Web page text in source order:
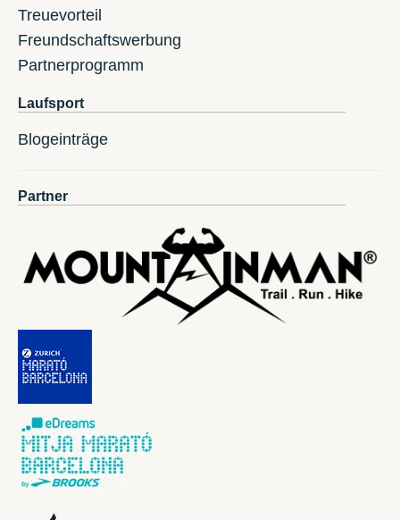
Treuevorteil
Freundschaftswerbung
Partnerprogramm
Laufsport
Blogeinträge
Partner